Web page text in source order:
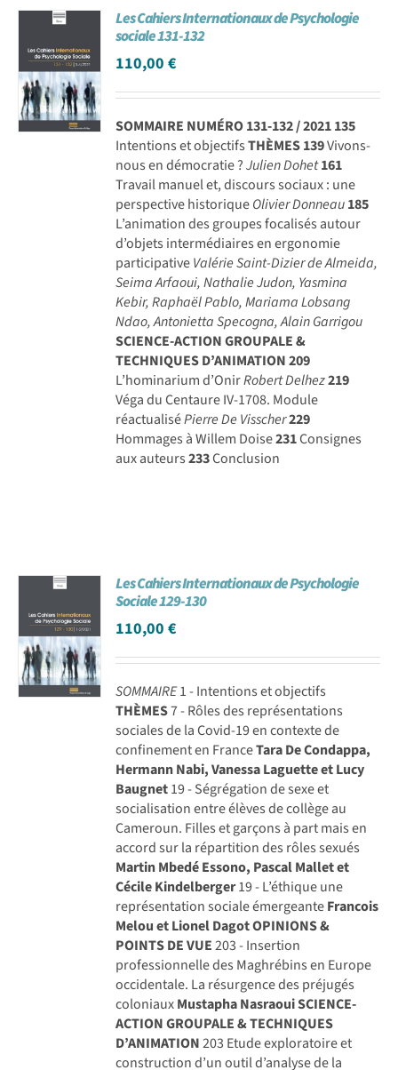
Achat en ligne
Panier WooCommerce
Les Cahiers Internationaux de Psychologie
sociale 131-132
110,00€
SOMMAIRE NUMÉRO 131-132 / 2021135
Intentions et objectifsTHÈMES139Vivons-
nous en démocratie ?Julien Dohet161
Travail manuel et, discours sociaux : une
perspective historiqueOlivier Donneau185
L’animation des groupes focalisés autour
d’objets intermédiaires en ergonomie
participativeValérie Saint-Dizier de Almeida,
Seima Arfaoui, Nathalie Judon, Yasmina
Kebir, Raphaël Pablo, Mariama Lobsang
Ndao, Antonietta Specogna, Alain Garrigou
SCIENCE-ACTION GROUPALE &
TECHNIQUES D’ANIMATION209
L’hominarium d’OnirRobert Delhez219
Véga du Centaure IV-1708. Module
réactualiséPierre De Visscher229
Hommages à Willem Doise231Consignes
aux auteurs233Conclusion
Les Cahiers Internationaux de Psychologie
Sociale 129-130
110,00€
SOMMAIRE1 - Intentions et objectifs
THÈMES7 - Rôles des représentations
sociales de la Covid-19 en contexte de
confinement en FranceTara De Condappa,
Hermann Nabi, Vanessa Laguette et Lucy
Baugnet19 - Ségrégation de sexe et
socialisation entre élèves de collège au
Cameroun. Filles et garçons à part mais en
accord sur la répartition des rôles sexués
Martin Mbedé Essono, Pascal Mallet et
Cécile Kindelberger19 - L’éthique une
représentation sociale émergeanteFrancois
Melou et Lionel DagotOPINIONS &
POINTS DE VUE203 - Insertion
professionnelle des Maghrébins en Europe
occidentale. La résurgence des préjugés
coloniauxMustapha NasraouiSCIENCE-
ACTION GROUPALE & TECHNIQUES
D’ANIMATION203 Etude exploratoire et
construction d’un outil d’analyse de la